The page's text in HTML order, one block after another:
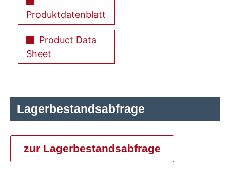
Produktdatenblatt
Product Data
Sheet
Lagerbestandsabfrage
zur Lagerbestandsabfrage